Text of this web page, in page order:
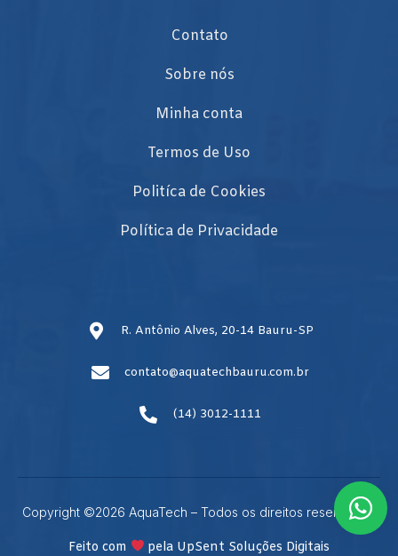
Contato
Sobre nós
Minha conta
Termos de Uso
Politíca de Cookies
Política de Privacidade
R. Antônio Alves, 20-14 Bauru-SP
contato@aquatechbauru.com.br
(14) 3012-1111
Copyright ©2026 AquaTech – Todos os direitos reservados.
Feito com pela UpSent Soluções Digitais